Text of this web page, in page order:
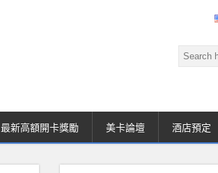
最新高額開卡獎勵 美卡論壇 酒店預定